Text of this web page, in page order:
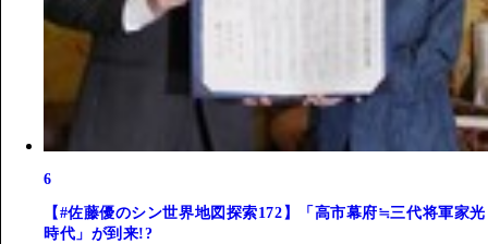
6
【#佐藤優のシン世界地図探索172】「高市幕府≒三代将軍家光
時代」が到来!?